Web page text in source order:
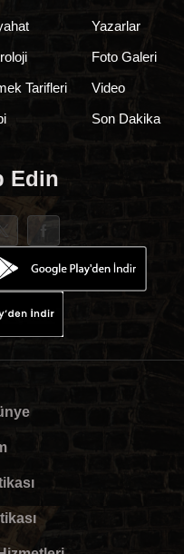
Tarifleri
Yazarlar
Foto Galeri
Video
Son Dakika
Edin